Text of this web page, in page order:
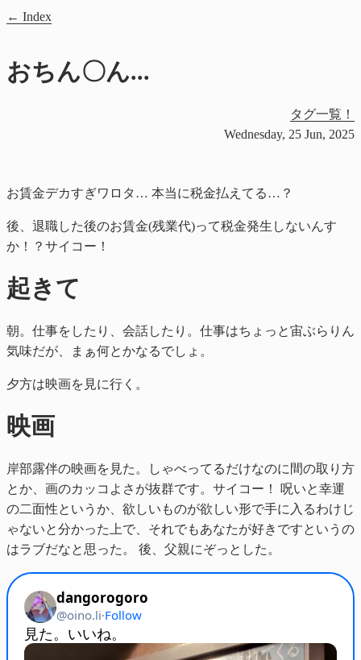
Index
おちん〇ん...
タグ一覧！
Wednesday, 25 Jun, 2025
お賃金デカすぎワロタ… 本当に税金払えてる…？
後、退職した後のお賃金(残業代)って税金発生しないんす
か！？サイコー！
起きて
朝。仕事をしたり、会話したり。仕事はちょっと宙ぶらりん
気味だが、まぁ何とかなるでしょ。
夕方は映画を見に行く。
映画
岸部露伴の映画を見た。しゃべってるだけなのに間の取り方
とか、画のカッコよさが抜群です。サイコー！ 呪いと幸運
の二面性というか、欲しいものが欲しい形で手に入るわけじ
ゃないと分かった上で、それでもあなたが好きですというの
はラブだなと思った。 後、父親にぞっとした。